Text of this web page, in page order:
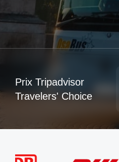
Prix Tripadvisor
Travelers' Choice